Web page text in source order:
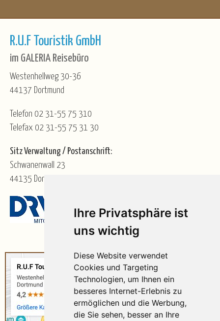
Ihre Privatsphäre ist
uns wichtig
Diese Website verwendet
Cookies und Targeting
Technologien, um Ihnen ein
besseres Internet-Erlebnis zu
ermöglichen und die Werbung,
die Sie sehen, besser an Ihre
R.U.F Touristik GmbH
im GALERIA Reisebüro
Westenhellweg 30-36
44137 Dortmund
Telefon 02 31-55 75 310
Telefax 02 31-55 75 31 30
Sitz Verwaltung / Postanschrift:
Schwanenwall 23
44135 Dortmund